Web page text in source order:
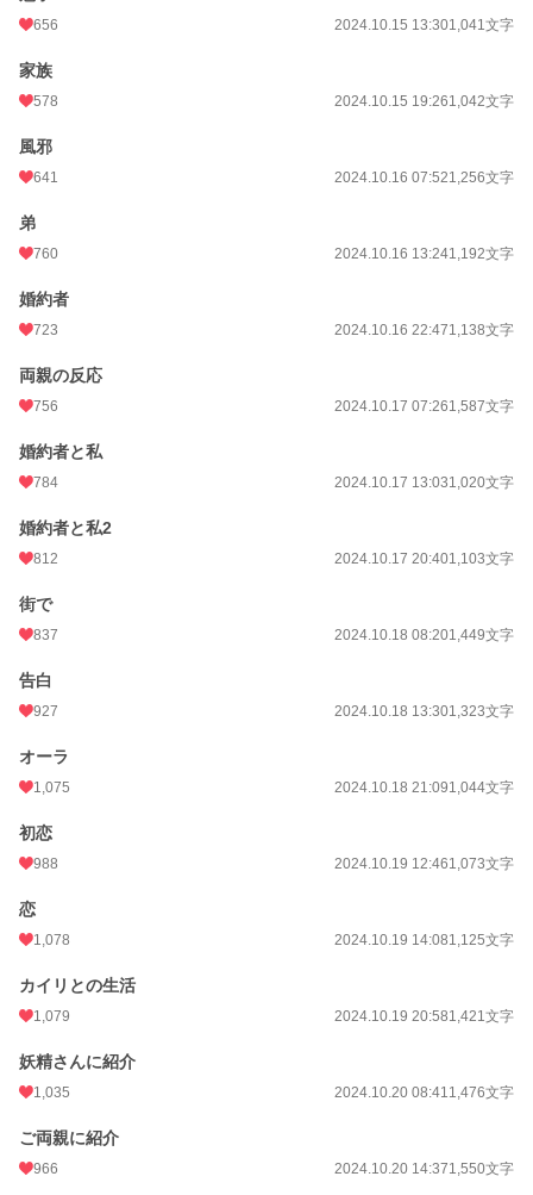
656 2024.10.15 13:301,041文字
家族
578 2024.10.15 19:261,042文字
風邪
641 2024.10.16 07:521,256文字
弟
760 2024.10.16 13:241,192文字
婚約者
723 2024.10.16 22:471,138文字
両親の反応
756 2024.10.17 07:261,587文字
婚約者と私
784 2024.10.17 13:031,020文字
婚約者と私2
812 2024.10.17 20:401,103文字
街で
837 2024.10.18 08:201,449文字
告白
927 2024.10.18 13:301,323文字
オーラ
1,075 2024.10.18 21:091,044文字
初恋
988 2024.10.19 12:461,073文字
恋
1,078 2024.10.19 14:081,125文字
カイリとの生活
1,079 2024.10.19 20:581,421文字
妖精さんに紹介
1,035 2024.10.20 08:411,476文字
ご両親に紹介
966 2024.10.20 14:371,550文字